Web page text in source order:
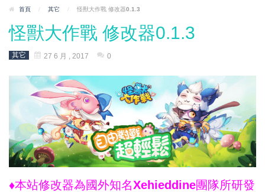
首頁 / 其它 / 怪獸大作戰 修改器0.1.3
怪獸大作戰 修改器0.1.3
其它 27 6 月 , 2017 0
♦本站修改器為國外知名Xehieddine團隊所研發